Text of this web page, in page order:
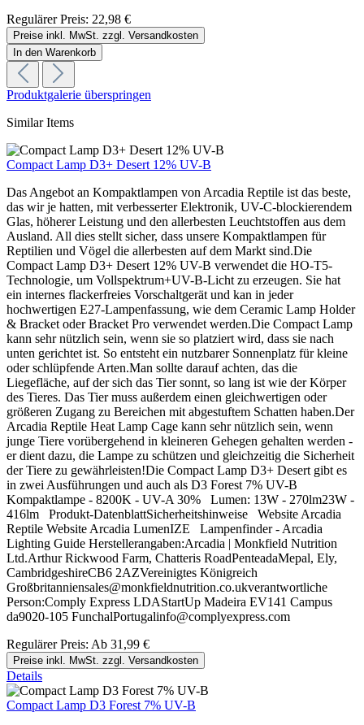
Regulärer Preis: 22,98 €
Preise inkl. MwSt. zzgl. Versandkosten
In den Warenkorb
Produktgalerie überspringen
Similar Items
Compact Lamp D3+ Desert 12% UV-B
Das Angebot an Kompaktlampen von Arcadia Reptile ist das beste,
das wir je hatten, mit verbesserter Elektronik, UV-C-blockierendem
Glas, höherer Leistung und den allerbesten Leuchtstoffen aus dem
Ausland. All dies stellt sicher, dass unsere Kompaktlampen für
Reptilien und Vögel die allerbesten auf dem Markt sind.Die
Compact Lamp D3+ Desert 12% UV-B verwendet die HO-T5-
Technologie, um Vollspektrum+UV-B-Licht zu erzeugen. Sie hat
ein internes flackerfreies Vorschaltgerät und kan in jeder
hochwertigen E27-Lampenfassung, wie dem Ceramic Lamp Holder
& Bracket oder Bracket Pro verwendet werden.Die Compact Lamp
kann sehr nützlich sein, wenn sie so platziert wird, dass sie nach
unten gerichtet ist. So entsteht ein nutzbarer Sonnenplatz für kleine
oder schlüpfende Arten.Man sollte darauf achten, das die
Liegefläche, auf der sich das Tier sonnt, so lang ist wie der Körper
des Tieres. Das Tier muss außerdem einen gleichwertigen oder
größeren Zugang zu Bereichen mit abgestuftem Schatten haben.Der
Arcadia Reptile Heat Lamp Cage kann sehr nützlich sein, wenn
junge Tiere vorübergehend in kleineren Gehegen gehalten werden -
er dient dazu, die Lampe zu schützen und gleichzeitig die Sicherheit
der Tiere zu gewährleisten!Die Compact Lamp D3+ Desert gibt es
in zwei Ausführungen und auch als D3 Forest 7% UV-B
Kompaktlampe - 8200K - UV-A 30% Lumen: 13W - 270lm23W -
416lm Produkt-DatenblattSicherheitshinweise Website Arcadia
Reptile Website Arcadia LumenIZE Lampenfinder - Arcadia
Lighting Guide Herstellerangaben:Arcadia | Monkfield Nutrition
Ltd.Arthur Rickwood Farm, Chatteris RoadPenteadaMepal, Ely,
CambridgeshireCB6 2AZVereinigtes Königreich
Großbritanniensales@monkfieldnutrition.co.ukverantwortliche
Person:Comply Express LDAStartUp Madeira EV141 Campus
da9020-105 FunchalPortugalinfo@complyexpress.com
Regulärer Preis: Ab 31,99 €
Preise inkl. MwSt. zzgl. Versandkosten
Details
Compact Lamp D3 Forest 7% UV-B